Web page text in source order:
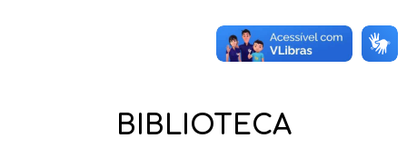
BIBLIOTECA